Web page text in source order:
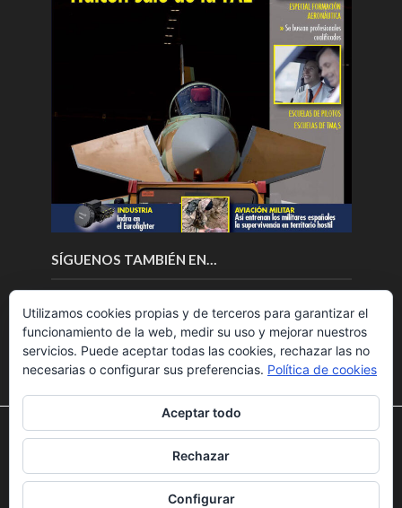
SÍGUENOS TAMBIÉN EN…
Copyright © 2018.Fly News.Noticias aerospacial
UAS aviación comercial
Utilizamos cookies para ofrecerte la mejor experiencia en
nuestra web.
Puedes aprender más sobre qué cookies utilizamos o
desactivarlas en losajustes.
Utilizamos cookies propias y de terceros para garantizar el
funcionamiento de la web, medir su uso y mejorar nuestros
servicios. Puede aceptar todas las cookies, rechazar las no
necesarias o configurar sus preferencias. Política de cookies
Aceptar todo
Rechazar
Configurar